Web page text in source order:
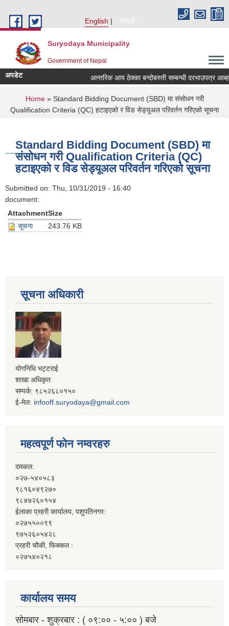
English
नेपाली
Suryodaya Municipality
Government of Nepal
अपडेट आन्तरिक आय ठेक्का बन्दोबस्ती सम्बन्धी दरभाउपत्र
You are here
Home» Standard Bidding Document (SBD) मा संसोधन गरी
Qualification Criteria (QC) हटाइएको र विड सेड्यूअल परिवर्तन गरिएको सूचना
Standard Bidding Document (SBD) मा
संसोधन गरी Qualification Criteria (QC)
हटाइएको र विड सेड्यूअल परिवर्तन गरिएको सूचना
Submitted on: Thu, 10/31/2019 - 16:40
document:
AttachmentSize
सूचना
243.76 KB
सूचना अधिकारी
योगनिधि भट्टराई
शाखा अधिकृत
सम्पर्क: ९८५२६८०१५०
ई-मेल: infooff.suryodaya@gmail.com
महत्वपूर्ण फोन नम्वरहरु
दमकल:
०२७-५४०५८३
९८१६०४९२७०
९८४७२६०१५४
ईलाका प्रहरी कार्यालय, पशुपतिनगर:
०२७५५००९९
९७५२६०५४२८
प्रहरी चौकी, फिक्कल :
०२७५४०२१८
कार्यालय समय
सोमबार - शुक्रबार : ( ०९:०० - ५:०० ) बजे